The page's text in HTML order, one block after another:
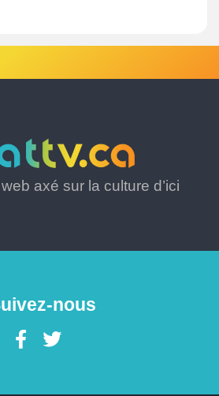
axé sur la culture d’ici
nous